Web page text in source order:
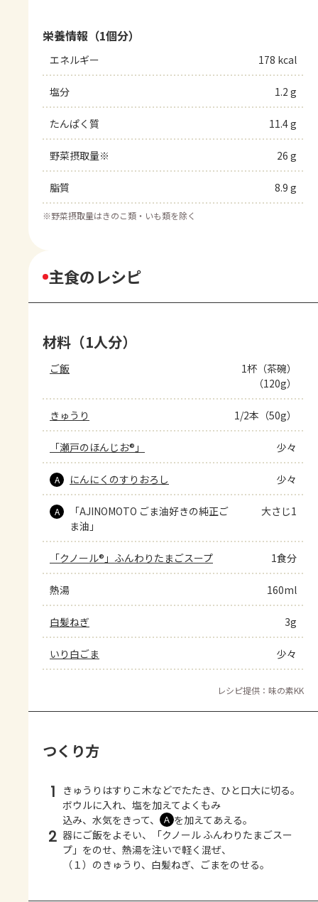
栄養情報（1個分）
エネルギー 178 kcal
塩分 1.2 g
たんぱく質 11.4 g
野菜摂取量※ 26 g
脂質 8.9 g
※野菜摂取量はきのこ類・いも類を除く
主食のレシピ
材料（1人分）
ご飯
1杯（茶碗）
（120g）
きゅうり 1/2本（50g）
「瀬戸のほんじお®」 少々
A にんにくのすりおろし 少々
A
「AJINOMOTO ごま油好きの純正ご
ま油」
大さじ1
「クノール®」ふんわりたまごスープ 1食分
熱湯 160ml
白髪ねぎ 3g
いり白ごま 少々
レシピ提供：味の素KK
つくり方
1
きゅうりはすりこ木などでたたき、ひと口大に切る。
ボウルに入れ、塩を加えてよくもみ
込み、水気をきって、
Ａ を加えてあえる。
2 器にご飯をよそい、「クノール ふんわりたまごスー
プ」をのせ、熱湯を注いで軽く混ぜ、
（１）のきゅうり、白髪ねぎ、ごまをのせる。